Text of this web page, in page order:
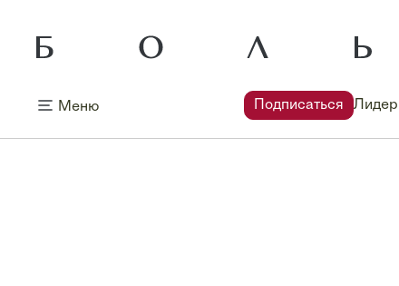
Меню Подписаться Лидер